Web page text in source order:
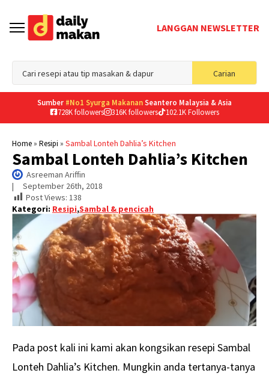
LANGGAN NEWSLETTER
Carian
for:
Sumber #No1 Syurga MakananSeantero Malaysia & Asia
728K followers
316K followers 102.1K Followers
Home» Resipi » Sambal Lonteh Dahlia’s Kitchen
Sambal Lonteh Dahlia’s Kitchen
Asreeman Ariffin
| September 26th, 2018
Post Views: 138
Kategori: Resipi,Sambal & pencicah
Pada post kali ini kami akan kongsikan resepi Sambal
Lonteh Dahlia’s Kitchen. Mungkin anda tertanya-tanya